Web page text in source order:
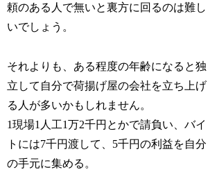
頼のある人で無いと裏方に回るのは難し
いでしょう。
それよりも、ある程度の年齢になると独
立して自分で荷揚げ屋の会社を立ち上げ
る人が多いかもしれません。
1現場1人工1万2千円とかで請負い、バイ
トには7千円渡して、5千円の利益を自分
の手元に集める。